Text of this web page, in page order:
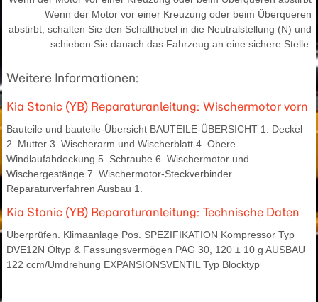
Wenn der Motor vor einer Kreuzung oder beim Überqueren
abstirbt, schalten Sie den Schalthebel in die Neutralstellung (N) und
schieben Sie danach das Fahrzeug an eine sichere Stelle.
Weitere Informationen:
Kia Stonic (YB) Reparaturanleitung: Wischermotor vorn
Bauteile und bauteile-Übersicht BAUTEILE-ÜBERSICHT 1. Deckel
2. Mutter 3. Wischerarm und Wischerblatt 4. Obere
Windlaufabdeckung 5. Schraube 6. Wischermotor und
Wischergestänge 7. Wischermotor-Steckverbinder
Reparaturverfahren Ausbau 1.
Kia Stonic (YB) Reparaturanleitung: Technische Daten
Überprüfen. Klimaanlage Pos. SPEZIFIKATION Kompressor Typ
DVE12N Öltyp & Fassungsvermögen PAG 30, 120 ± 10 g AUSBAU
122 ccm/Umdrehung EXPANSIONSVENTIL Typ Blocktyp